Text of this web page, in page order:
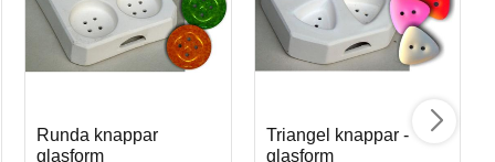
Runda knappar
glasform
Triangel knappar -
glasform